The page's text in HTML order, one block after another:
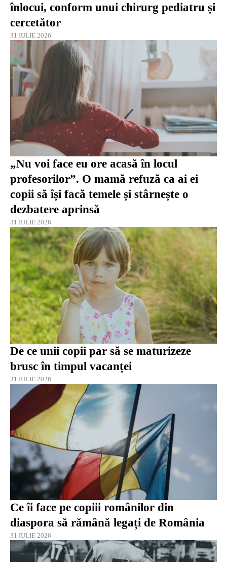
înlocui, conform unui chirurg pediatru și
cercetător
31 IULIE 2026
„Nu voi face eu ore acasă în locul
profesorilor”. O mamă refuză ca ai ei
copii să își facă temele și stârnește o
dezbatere aprinsă
31 IULIE 2026
De ce unii copii par să se maturizeze
brusc în timpul vacanței
31 IULIE 2026
Ce îi face pe copiii românilor din
diaspora să rămână legați de România
31 IULIE 2026